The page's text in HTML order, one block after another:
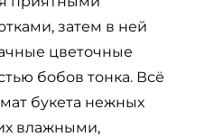
затем в ней
цветочные
бобов тонка. Всё
букета нежных
влажными,